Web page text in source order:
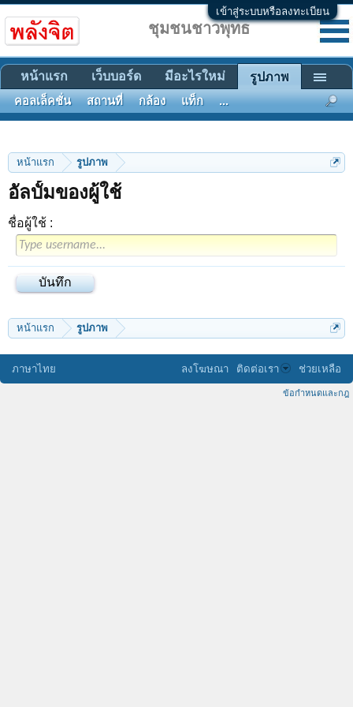
เข้าสู่ระบบหรือลงทะเบียน
หน้าแรก รูปภาพ
อัลบั้มของผู้ใช้
ชื่อผู้ใช้ :
หน้าแรก รูปภาพ
ชุมชนชาวพุทธ
หน้าแรก เว็บบอร์ด มีอะไรใหม่ รูปภาพ
คอลเล็คชั่น สถานที่ กล้อง แท็ก ...
ภาษาไทย ลงโฆษณา ติดต่อเรา ช่วยเหลือ
ข้อกำหนดและกฎ